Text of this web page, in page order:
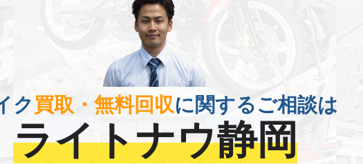
ク 買取・無料回収に関するご相談は
ライトナウ静岡